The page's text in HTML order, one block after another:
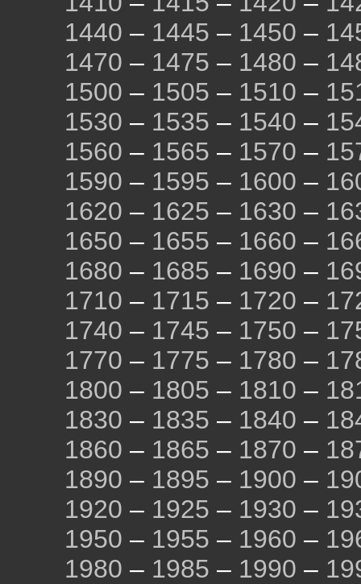
1440 – 1445 – 1450 –
1470 – 1475 – 1480 –
1500 – 1505 – 1510 –
1530 – 1535 – 1540 –
1560 – 1565 – 1570 –
1590 – 1595 – 1600 –
1620 – 1625 – 1630 –
1650 – 1655 – 1660 –
1680 – 1685 – 1690 –
1710 – 1715 – 1720 –
1740 – 1745 – 1750 –
1770 – 1775 – 1780 –
1800 – 1805 – 1810 –
1830 – 1835 – 1840 –
1860 – 1865 – 1870 –
1890 – 1895 – 1900 –
1920 – 1925 – 1930 –
1950 – 1955 – 1960 –
1980 – 1985 – 1990 –